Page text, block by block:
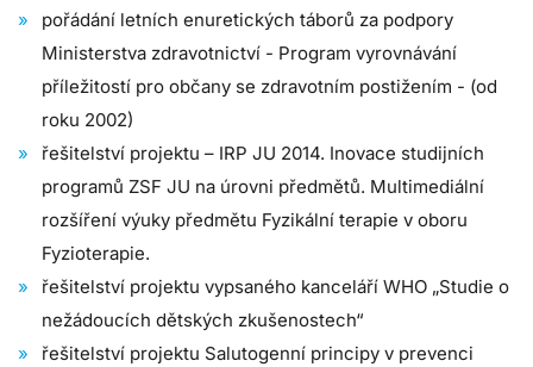
pořádání letních enuretických táborů za podpory
Ministerstva zdravotnictví - Program vyrovnávání
příležitostí pro občany se zdravotním postižením - (od
roku 2002)
řešitelství projektu – IRP JU 2014. Inovace studijních
programů ZSF JU na úrovni předmětů. Multimediální
rozšíření výuky předmětu Fyzikální terapie v oboru
Fyzioterapie.
řešitelství projektu vypsaného kanceláří WHO „Studie o
nežádoucích dětských zkušenostech“
řešitelství projektu Salutogenní principy v prevenci